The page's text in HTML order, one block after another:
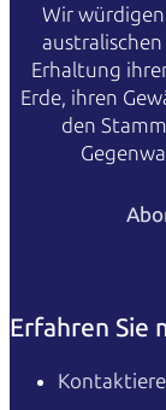
Wir
Erhaltung
Erde, ihren
den
Erfahren Sie